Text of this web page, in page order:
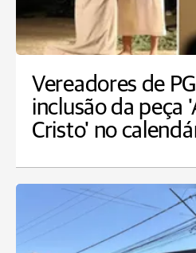
Vereadores de
inclusão da peça
Cristo' no